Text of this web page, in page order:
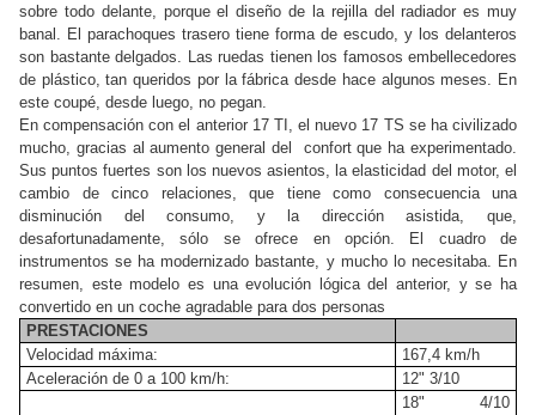
sobre todo delante, porque el diseño de la rejilla del radiador es muy
banal. El parachoques trasero tiene forma de escudo, y los delanteros
son bastante delgados. Las ruedas tienen los famosos embellecedores
de plástico, tan queridos por la fábrica desde hace algunos meses. En
este coupé, desde luego, no pegan.
En compensación con el anterior 17 TI, el nuevo 17 TS se ha civilizado
mucho, gracias al aumento general del confort que ha experimentado.
Sus puntos fuertes son los nuevos asientos, la elasticidad del motor, el
cambio de cinco relaciones, que tiene como consecuencia una
disminución del consumo, y la dirección asistida, que,
desafortunadamente, sólo se ofrece en opción. El cuadro de
instrumentos se ha modernizado bastante, y mucho lo necesitaba. En
resumen, este modelo es una evolución lógica del anterior, y se ha
convertido en un coche agradable para dos personas
PRESTACIONES
Velocidad máxima:
167,4 km/h
Aceleración de 0 a 100 km/h:
12" 3/10
18" 4/10